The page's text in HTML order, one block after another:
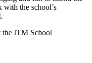
with the school’s
the ITM School